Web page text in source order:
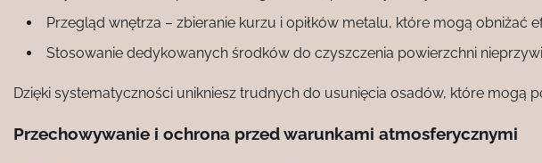
Przegląd wnętrza – zbieranie kurzu i opiłków metalu, które mogą obniżać
Stosowanie dedykowanych środków do czyszczenia powierzchni
Dzięki systematyczności unikniesz trudnych do usunięcia osadów, które mogą
Przechowywanie i ochrona przed warunkami atmosferycznymi